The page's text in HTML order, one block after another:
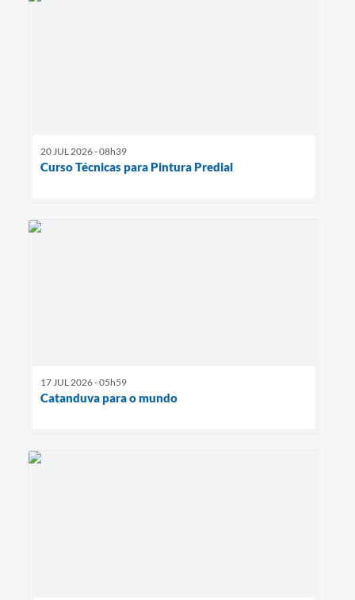
20 JUL 2026 - 08h39
Curso Técnicas para Pintura Predial
17 JUL 2026 - 05h59
Catanduva para o mundo